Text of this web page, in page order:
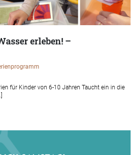
erleben! –
für Kinder von 6-10 Jahren Taucht ein in die